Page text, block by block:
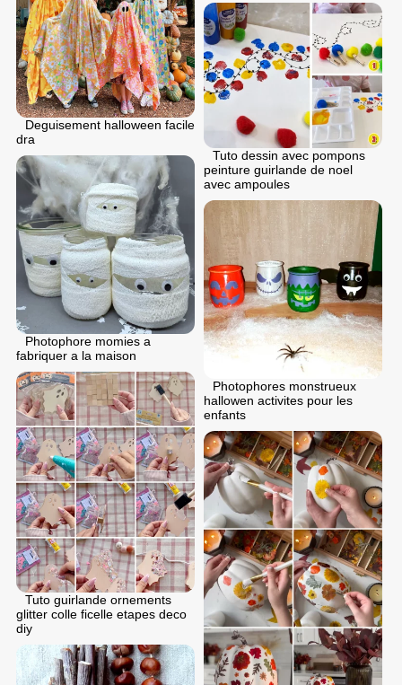
Deguisement halloween facile
dra
Tuto dessin avec pompons
peinture guirlande de noel
avec ampoules
Photophore momies a
fabriquer a la maison
Photophores monstrueux
hallowen activites pour les
enfants
Tuto guirlande ornements
glitter colle ficelle etapes deco
diy